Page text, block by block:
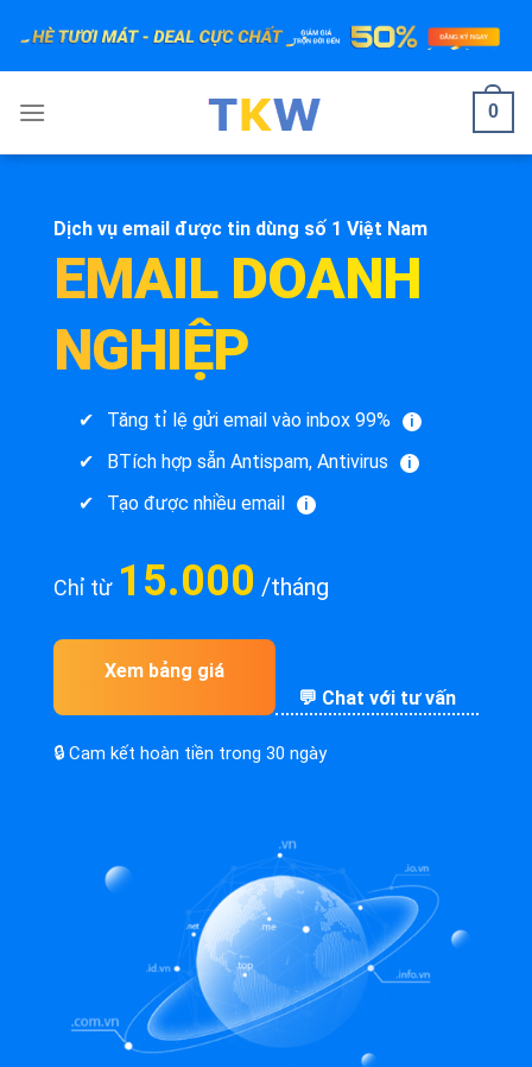
qua
nội
dung
0
Dịch vụ email được tin dùng số 1 Việt Nam
EMAIL DOANH
NGHIỆP
Tăng tỉ lệ gửi email vào inbox 99% i
BTích hợp sẵn Antispam, Antivirus i
Tạo được nhiều email i
Chỉ từ 15.000 /tháng
Xem bảng giá
💬 Chat với tư vấn
🔒 Cam kết hoàn tiền trong 30 ngày